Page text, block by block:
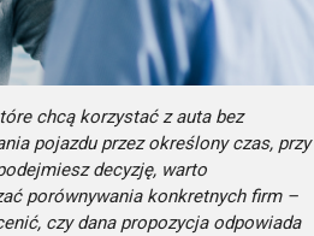
chcą korzystać z auta bez
pojazdu przez określony czas, przy
decyzję, warto
porównywania konkretnych firm –
czy dana propozycja odpowiada